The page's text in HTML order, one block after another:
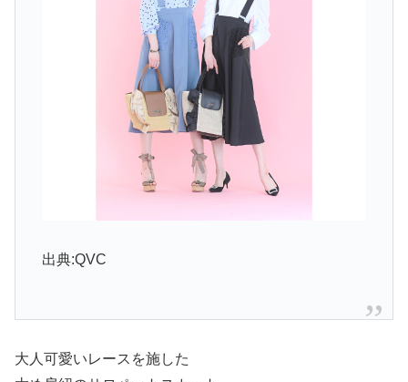
出典:QVC
大人可愛いレースを施した